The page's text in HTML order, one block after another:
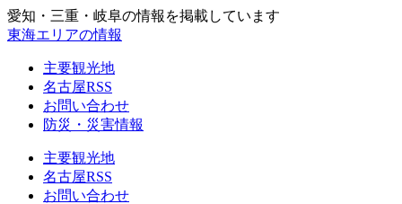
愛知・三重・岐阜の情報を掲載しています
東海エリアの情報
主要観光地
名古屋RSS
お問い合わせ
防災・災害情報
主要観光地
名古屋RSS
お問い合わせ